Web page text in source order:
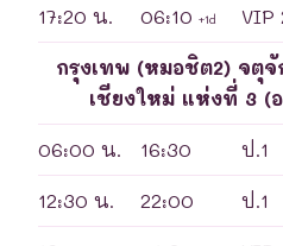
17:20 น. 06:10 +1d VIP
กรุงเทพ (หมอชิต2) จตุ
เชียงใหม่ แห่งที่ 3 (
06:00 น. 16:30 ป.1
12:30 น. 22:00 ป.1